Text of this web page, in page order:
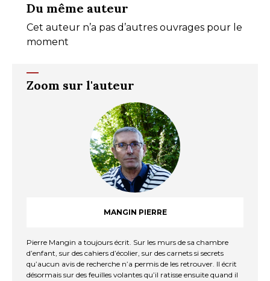
Du même auteur
Cet auteur n’a pas d’autres ouvrages pour le
moment
Zoom sur l'auteur
MANGIN PIERRE
Pierre Mangin a toujours écrit. Sur les murs de sa chambre
d’enfant, sur des cahiers d’écolier, sur des carnets si secrets
qu’aucun avis de recherche n’a permis de les retrouver. Il écrit
désormais sur des feuilles volantes qu’il ratisse ensuite quand il